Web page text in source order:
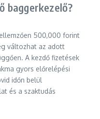
baggerkezelő?
500,000 forint
változhat az adott
A kezdő fizetések
gyors előrelépési
időn belül
és a szaktudás